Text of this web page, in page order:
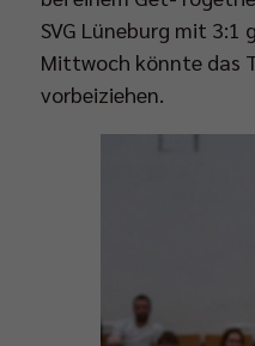
SVG Lüneburg mit 3:1
Mittwoch könnte das
vorbeiziehen.